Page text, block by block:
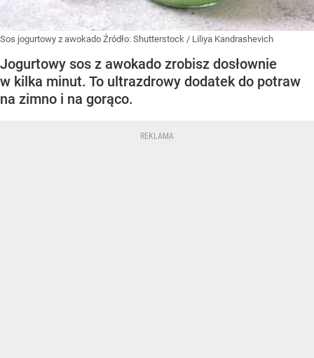
Sos jogurtowy z awokado Źródło: Shutterstock / Liliya Kandrashevich
Jogurtowy sos z awokado zrobisz dosłownie
w kilka minut. To ultrazdrowy dodatek do potraw
na zimno i na gorąco.